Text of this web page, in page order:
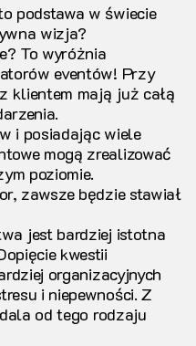
podstawa w świecie
wizja?
To wyróżnia
eventów! Przy
klientem mają już całą
i posiadając wiele
mogą zrealizować
poziomie.
zawsze będzie stawiał
jest bardziej istotna
kwestii
organizacyjnych
i niepewności. Z
od tego rodzaju